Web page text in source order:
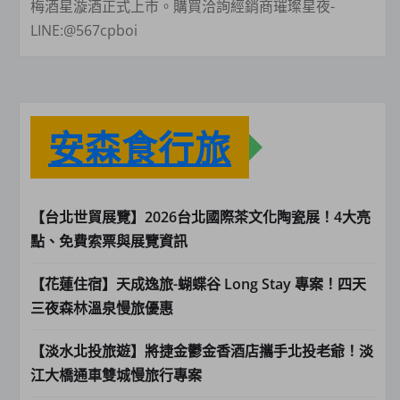
梅酒星漩酒正式上市。購買洽詢經銷商璀璨星夜-
LINE:@567cpboi
安森食行旅
【台北世貿展覽】2026台北國際茶文化陶瓷展！4大亮
點、免費索票與展覽資訊
【花蓮住宿】天成逸旅-蝴蝶谷 Long Stay 專案！四天
三夜森林溫泉慢旅優惠
【淡水北投旅遊】將捷金鬱金香酒店攜手北投老爺！淡
江大橋通車雙城慢旅行專案